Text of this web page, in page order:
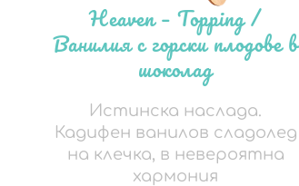
Heaven – Topping /
Ванилия с горски плодове в
шоколад
Истинска наслада.
Кадифен ванилов сладолед
на клечка, в невероятна
хармония